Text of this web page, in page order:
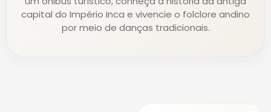
capital do Império Inca e vivencie o folclore andino
por meio de danças tradicionais.